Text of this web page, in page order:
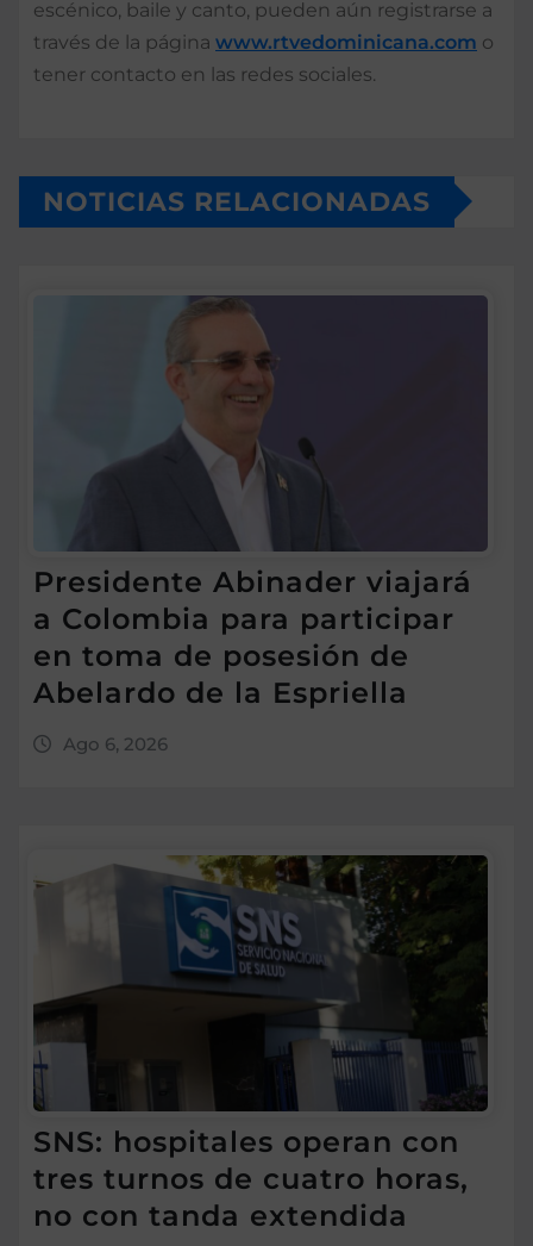
escénico, baile y canto, pueden aún registrarse a
través de la página www.rtvedominicana.com o
tener contacto en las redes sociales.
NOTICIAS RELACIONADAS
Presidente Abinader viajará
a Colombia para participar
en toma de posesión de
Abelardo de la Espriella
Ago 6, 2026
SNS: hospitales operan con
tres turnos de cuatro horas,
no con tanda extendida